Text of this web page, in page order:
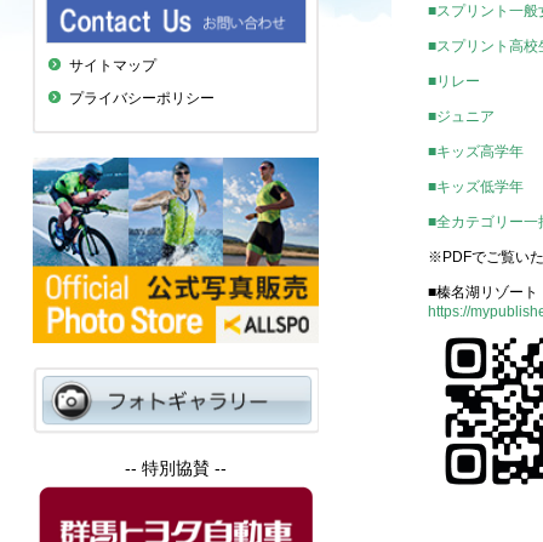
サイトマップ
プライバシーポリシー
-- 特別協賛 --
■スプリント一般
■スプリント高校
■リレー
■ジュニア
■キッズ高学年
■キッズ低学年
■全カテゴリー一
※PDFでご覧い
■榛名湖リゾート
https://